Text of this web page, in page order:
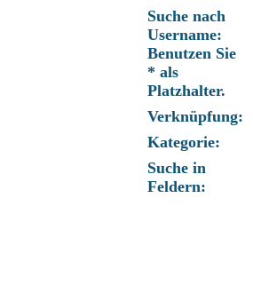
Suche nach
Username:
Benutzen Sie
* als
Platzhalter.
Verknüpfung:
Kategorie:
Suche in
Feldern: